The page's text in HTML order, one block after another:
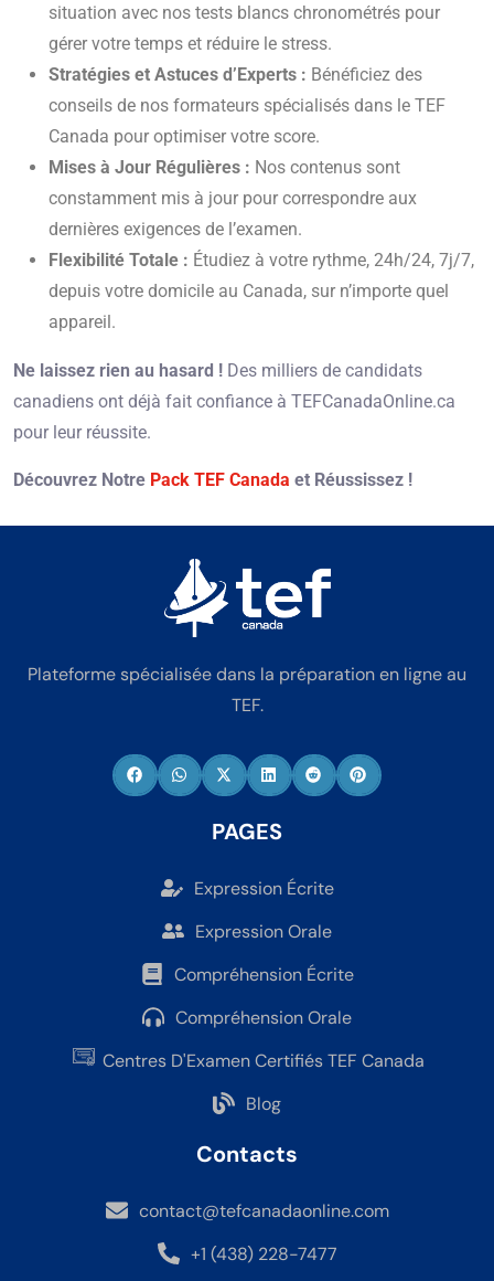
situation avec nos tests blancs chronométrés pour
gérer votre temps et réduire le stress.
Stratégies et Astuces d’Experts : Bénéficiez des
conseils de nos formateurs spécialisés dans le TEF
Canada pour optimiser votre score.
Mises à Jour Régulières : Nos contenus sont
constamment mis à jour pour correspondre aux
dernières exigences de l’examen.
Flexibilité Totale : Étudiez à votre rythme, 24h/24, 7j/7,
depuis votre domicile au Canada, sur n’importe quel
appareil.
Ne laissez rien au hasard ! Des milliers de candidats
canadiens ont déjà fait confiance à TEFCanadaOnline.ca
pour leur réussite.
Découvrez Notre Pack TEF Canada et Réussissez !
Plateforme spécialisée dans la préparation en ligne au
TEF.
PAGES
Expression Écrite
Expression Orale
Compréhension Écrite
Compréhension Orale
Centres D'Examen Certifiés TEF Canada
Blog
Contacts
contact@tefcanadaonline.com
+1 (438) 228-7477